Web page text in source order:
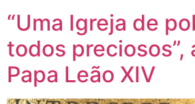
“Uma Igreja de
todos preciosos”,
Papa Leão XIV